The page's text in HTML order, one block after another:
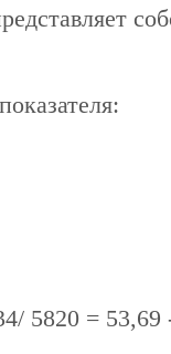
5820 = 53,69